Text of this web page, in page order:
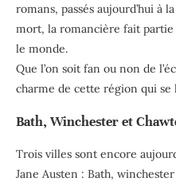
romans, passés aujourd’hui à
mort, la romancière fait partie
le monde.
Que l’on soit fan ou non de
charme de cette région qui se
Bath, Winchester et
Trois villes sont encore
Jane Austen : Bath,